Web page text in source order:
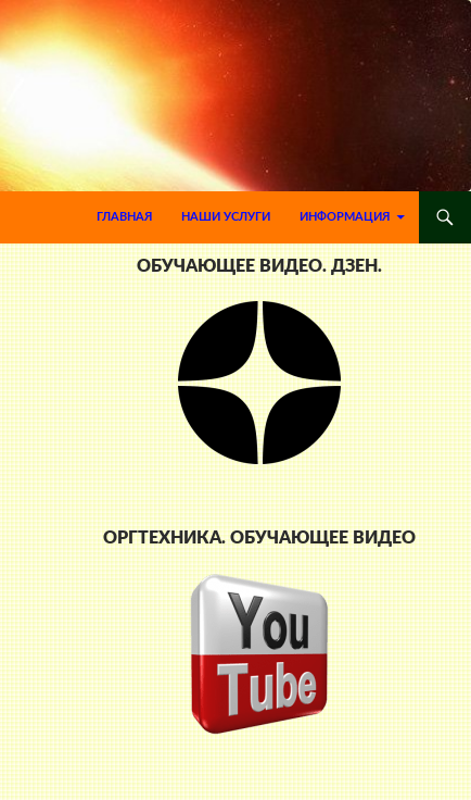
ГЛАВНАЯ
НАШИ УСЛУГИ ИНФОРМАЦИЯ
ОБУЧАЮЩЕЕ ВИДЕО. ДЗЕН.
ОРГТЕХНИКА. ОБУЧАЮЩЕЕ ВИДЕО